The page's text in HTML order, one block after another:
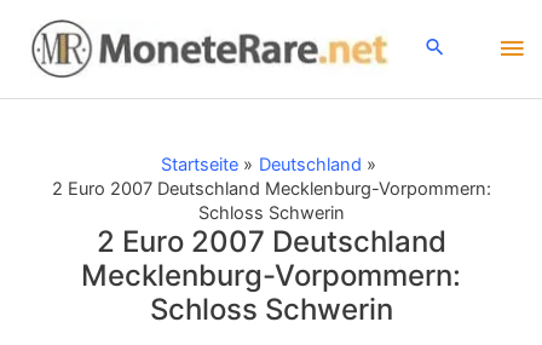
Inhalt
springen
Startseite
Deutschland
2 Euro 2007 Deutschland Mecklenburg-Vorpommern:
Schloss Schwerin
2 Euro 2007 Deutschland
Mecklenburg-Vorpommern:
Schloss Schwerin